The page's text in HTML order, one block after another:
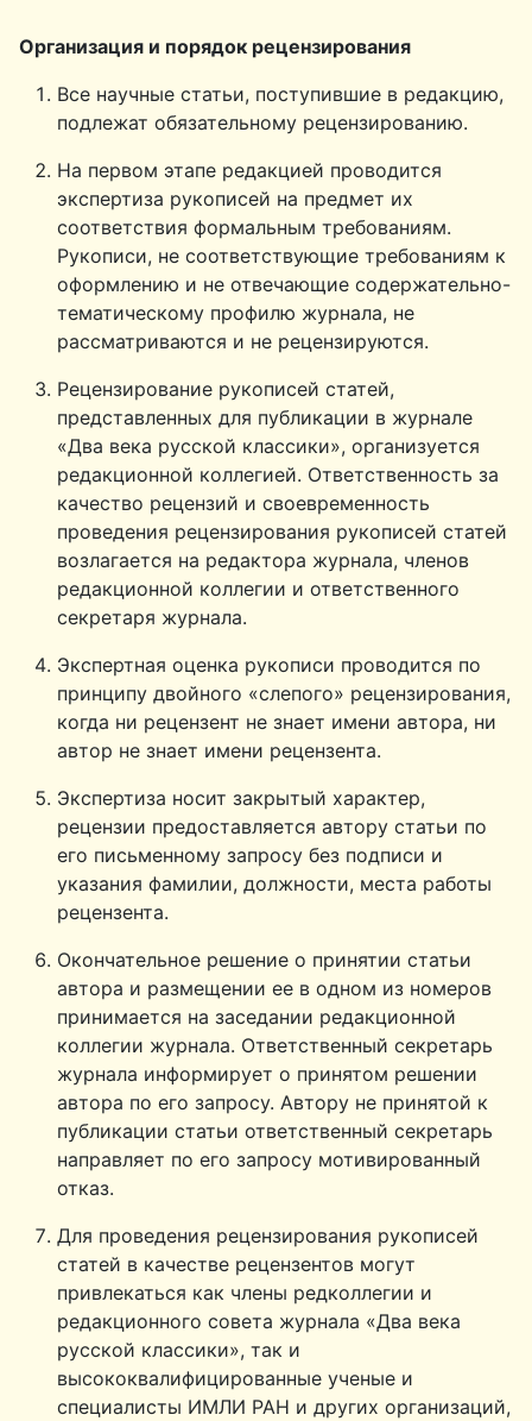
Организация и порядок рецензирования
Все научные статьи, поступившие в редакцию,
подлежат обязательному рецензированию.
На первом этапе редакцией проводится
экспертиза рукописей на предмет их
соответствия формальным требованиям.
Рукописи, не соответствующие требованиям к
оформлению и не отвечающие содержательно-
тематическому профилю журнала, не
рассматриваются и не рецензируются.
Рецензирование рукописей статей,
представленных для публикации в журнале
«Два века русской классики», организуется
редакционной коллегией. Ответственность за
качество рецензий и своевременность
проведения рецензирования рукописей статей
возлагается на редактора журнала, членов
редакционной коллегии и ответственного
секретаря журнала.
Экспертная оценка рукописи проводится по
принципу двойного «слепого» рецензирования,
когда ни рецензент не знает имени автора, ни
автор не знает имени рецензента.
Экспертиза носит закрытый характер,
рецензии предоставляется автору статьи по
его письменному запросу без подписи и
указания фамилии, должности, места работы
рецензента.
Окончательное решение о принятии статьи
автора и размещении ее в одном из номеров
принимается на заседании редакционной
коллегии журнала. Ответственный секретарь
журнала информирует о принятом решении
автора по его запросу. Автору не принятой к
публикации статьи ответственный секретарь
направляет по его запросу мотивированный
отказ.
Для проведения рецензирования рукописей
статей в качестве рецензентов могут
привлекаться как члены редколлегии и
редакционного совета журнала «Два века
русской классики», так и
высококвалифицированные ученые и
специалисты ИМЛИ РАН и других организаций,